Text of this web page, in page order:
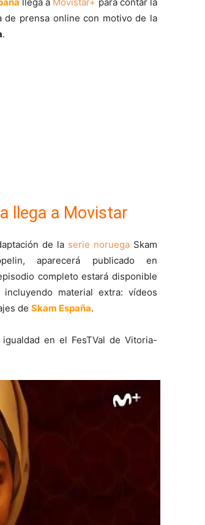
prensa online con motivo de la
.
llega a Movistar
de la serie noruega Skam
aparecerá publicado en
completo estará disponible
material extra: vídeos
de Skam España.
en el FesTVal de Vitoria-